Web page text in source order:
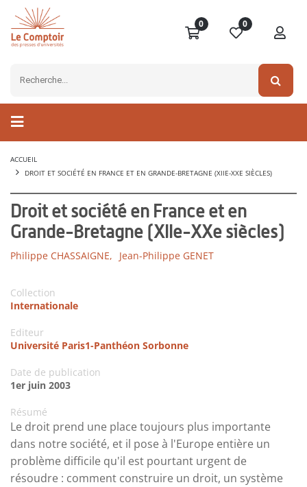
0 0
ACCUEIL
DROIT ET SOCIÉTÉ EN FRANCE ET EN GRANDE-BRETAGNE (XIIE-XXE SIÈCLES)
Droit et société en France et en
Grande-Bretagne (XIIe-XXe siècles)
Philippe CHASSAIGNE, Jean-Philippe GENET
Collection
Internationale
Editeur
Université Paris1-Panthéon Sorbonne
Date de publication
1er juin 2003
Résumé
Le droit prend une place toujours plus importante
dans notre société, et il pose à l'Europe entière un
problème difficile qu'il est pourtant urgent de
résoudre : comment construire un droit, un système